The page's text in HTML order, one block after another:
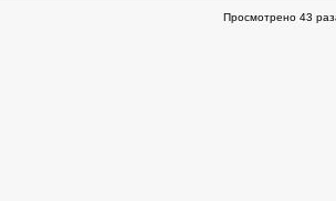
Просмотрено 43